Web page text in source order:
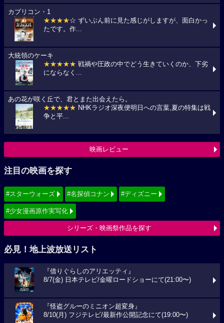
カプリコン・1
★★★★☆ ずいぶん前に見た感じがしますが、面白かっ
たです。作...
大統領のケーキ
★★★★★ 戦禍や圧政の中でどう生きていくのか、下劣
にならなく...
あの花が咲く丘で、君とまた出会えたら。
★★★★★ NHKラジオ深夜便明日への言葉,夏の特集は戦
争と平...
映画レビュー
注目の映画を探す
#スターウォーズ #名探偵コナン #ディズニー
#少女漫画原作実写化
シリーズ・映画祭作品を探す
必見！地上波放送リスト
『借りぐらしのアリエッティ』
8/7(金) 日本テレビ/金曜ロードショーにて(21:00〜)
『怪盗グルーのミニオン超変身』
8/10(月) フジテレビ/最新作公開記念にて(19:00〜)